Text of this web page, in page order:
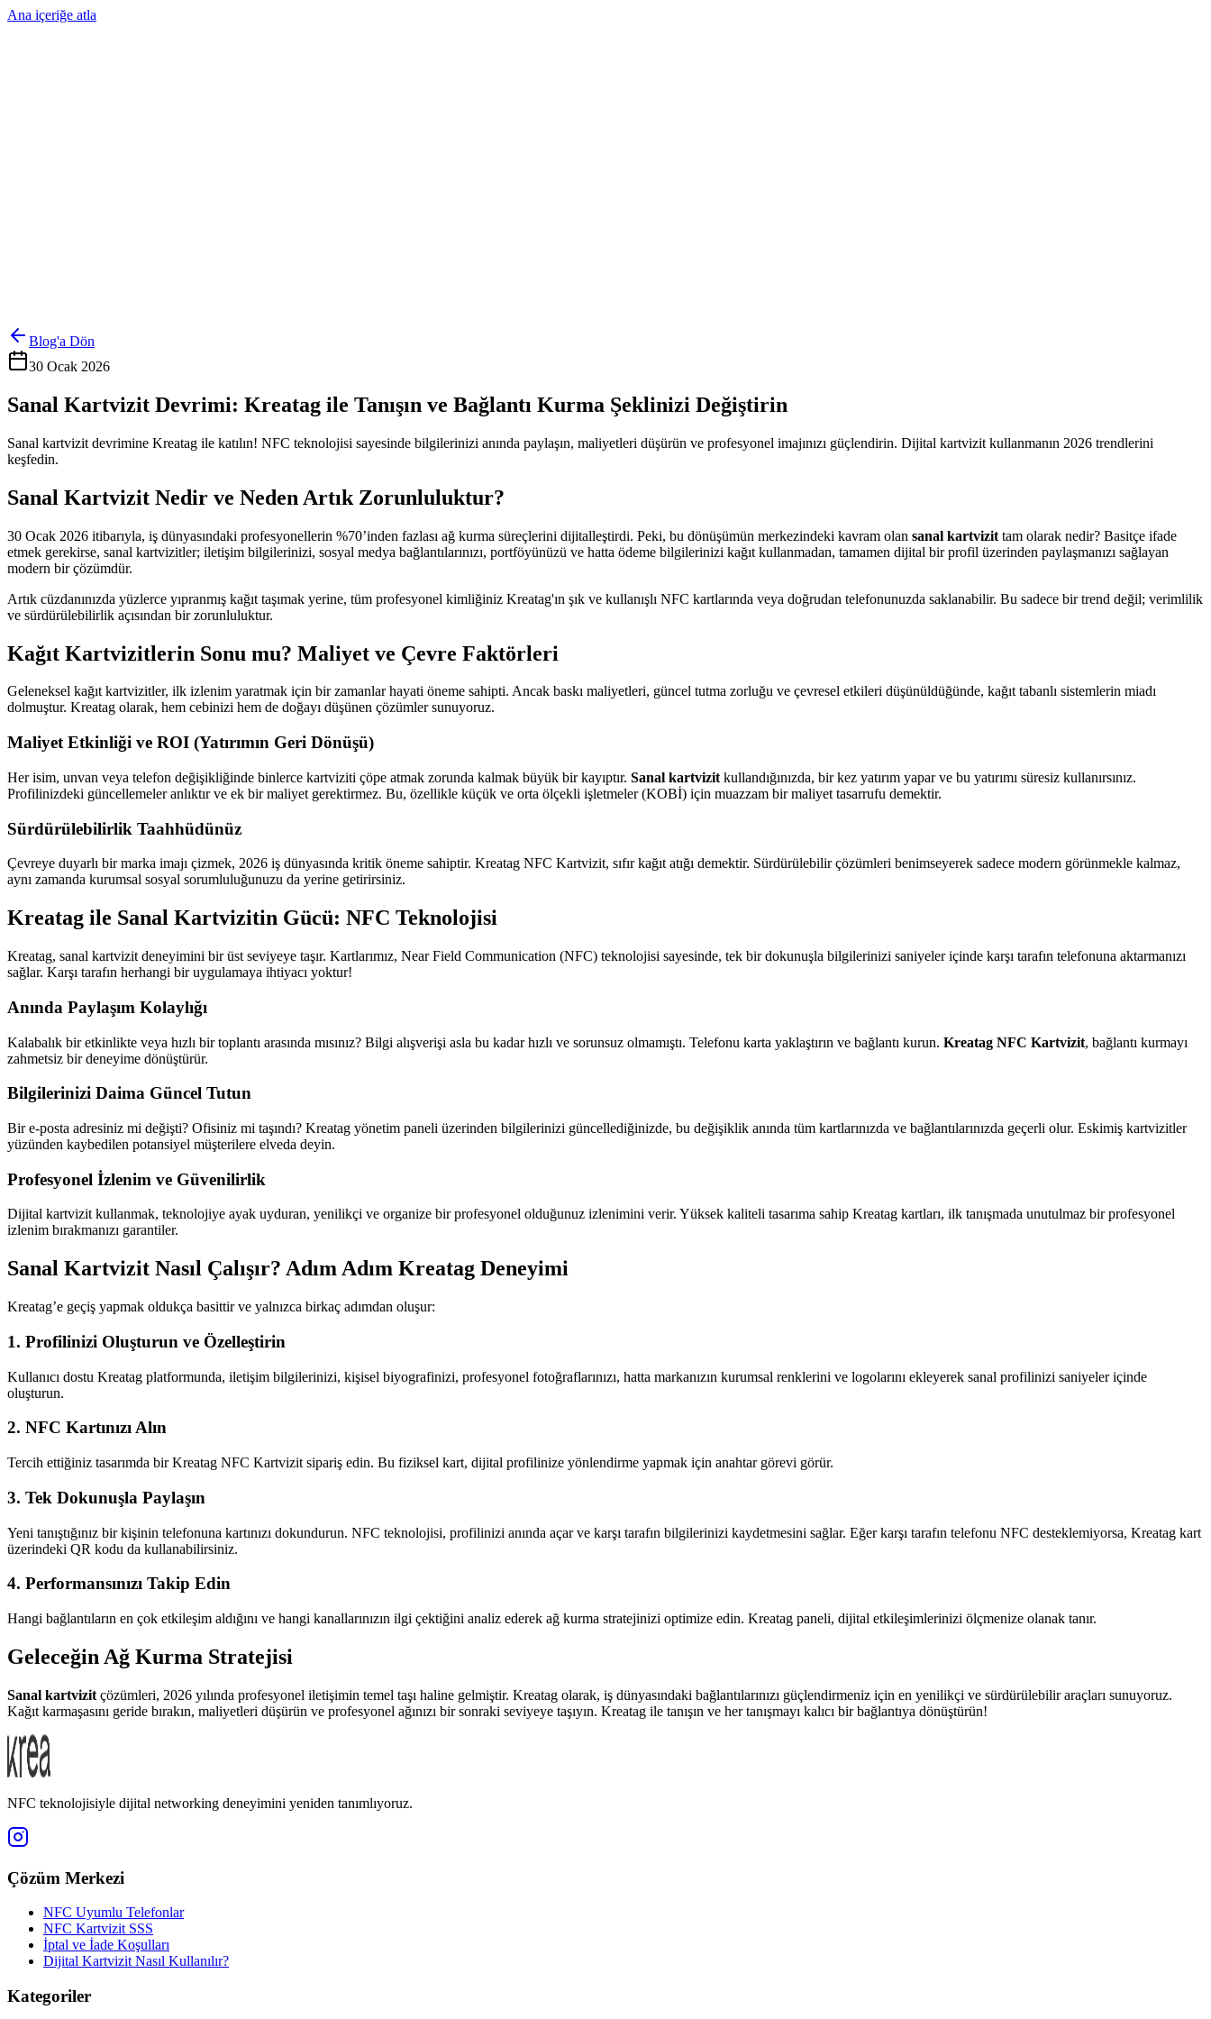
Ana içeriğe atla
Blog'a Dön
30 Ocak 2026
Sanal Kartvizit Devrimi: Kreatag ile Tanışın ve Bağlantı Kurma Şeklinizi Değiştirin
Sanal kartvizit devrimine Kreatag ile katılın! NFC teknolojisi sayesinde bilgilerinizi anında paylaşın, maliyetleri düşürün ve profesyonel imajınızı güçlendirin. Dijital kartvizit kullanmanın 2026 trendlerini
keşfedin.
Sanal Kartvizit Nedir ve Neden Artık Zorunluluktur?
30 Ocak 2026 itibarıyla, iş dünyasındaki profesyonellerin %70’inden fazlası ağ kurma süreçlerini dijitalleştirdi. Peki, bu dönüşümün merkezindeki kavram olan sanal kartvizit tam olarak nedir? Basitçe ifade
etmek gerekirse, sanal kartvizitler; iletişim bilgilerinizi, sosyal medya bağlantılarınızı, portföyünüzü ve hatta ödeme bilgilerinizi kağıt kullanmadan, tamamen dijital bir profil üzerinden paylaşmanızı sağlayan
modern bir çözümdür.
Artık cüzdanınızda yüzlerce yıpranmış kağıt taşımak yerine, tüm profesyonel kimliğiniz Kreatag'ın şık ve kullanışlı NFC kartlarında veya doğrudan telefonunuzda saklanabilir. Bu sadece bir trend değil; verimlilik
ve sürdürülebilirlik açısından bir zorunluluktur.
Kağıt Kartvizitlerin Sonu mu? Maliyet ve Çevre Faktörleri
Geleneksel kağıt kartvizitler, ilk izlenim yaratmak için bir zamanlar hayati öneme sahipti. Ancak baskı maliyetleri, güncel tutma zorluğu ve çevresel etkileri düşünüldüğünde, kağıt tabanlı sistemlerin miadı
dolmuştur. Kreatag olarak, hem cebinizi hem de doğayı düşünen çözümler sunuyoruz.
Maliyet Etkinliği ve ROI (Yatırımın Geri Dönüşü)
Her isim, unvan veya telefon değişikliğinde binlerce kartviziti çöpe atmak zorunda kalmak büyük bir kayıptır. Sanal kartvizit kullandığınızda, bir kez yatırım yapar ve bu yatırımı süresiz kullanırsınız.
Profilinizdeki güncellemeler anlıktır ve ek bir maliyet gerektirmez. Bu, özellikle küçük ve orta ölçekli işletmeler (KOBİ) için muazzam bir maliyet tasarrufu demektir.
Sürdürülebilirlik Taahhüdünüz
Çevreye duyarlı bir marka imajı çizmek, 2026 iş dünyasında kritik öneme sahiptir. Kreatag NFC Kartvizit, sıfır kağıt atığı demektir. Sürdürülebilir çözümleri benimseyerek sadece modern görünmekle kalmaz,
aynı zamanda kurumsal sosyal sorumluluğunuzu da yerine getirirsiniz.
Kreatag ile Sanal Kartvizitin Gücü: NFC Teknolojisi
Kreatag, sanal kartvizit deneyimini bir üst seviyeye taşır. Kartlarımız, Near Field Communication (NFC) teknolojisi sayesinde, tek bir dokunuşla bilgilerinizi saniyeler içinde karşı tarafın telefonuna aktarmanızı
sağlar. Karşı tarafın herhangi bir uygulamaya ihtiyacı yoktur!
Anında Paylaşım Kolaylığı
Kalabalık bir etkinlikte veya hızlı bir toplantı arasında mısınız? Bilgi alışverişi asla bu kadar hızlı ve sorunsuz olmamıştı. Telefonu karta yaklaştırın ve bağlantı kurun. Kreatag NFC Kartvizit, bağlantı kurmayı
zahmetsiz bir deneyime dönüştürür.
Bilgilerinizi Daima Güncel Tutun
Bir e-posta adresiniz mi değişti? Ofisiniz mi taşındı? Kreatag yönetim paneli üzerinden bilgilerinizi güncellediğinizde, bu değişiklik anında tüm kartlarınızda ve bağlantılarınızda geçerli olur. Eskimiş kartvizitler
yüzünden kaybedilen potansiyel müşterilere elveda deyin.
Profesyonel İzlenim ve Güvenilirlik
Dijital kartvizit kullanmak, teknolojiye ayak uyduran, yenilikçi ve organize bir profesyonel olduğunuz izlenimini verir. Yüksek kaliteli tasarıma sahip Kreatag kartları, ilk tanışmada unutulmaz bir profesyonel
izlenim bırakmanızı garantiler.
Sanal Kartvizit Nasıl Çalışır? Adım Adım Kreatag Deneyimi
Kreatag’e geçiş yapmak oldukça basittir ve yalnızca birkaç adımdan oluşur:
1. Profilinizi Oluşturun ve Özelleştirin
Kullanıcı dostu Kreatag platformunda, iletişim bilgilerinizi, kişisel biyografinizi, profesyonel fotoğraflarınızı, hatta markanızın kurumsal renklerini ve logolarını ekleyerek sanal profilinizi saniyeler içinde
oluşturun.
2. NFC Kartınızı Alın
Tercih ettiğiniz tasarımda bir Kreatag NFC Kartvizit sipariş edin. Bu fiziksel kart, dijital profilinize yönlendirme yapmak için anahtar görevi görür.
3. Tek Dokunuşla Paylaşın
Yeni tanıştığınız bir kişinin telefonuna kartınızı dokundurun. NFC teknolojisi, profilinizi anında açar ve karşı tarafın bilgilerinizi kaydetmesini sağlar. Eğer karşı tarafın telefonu NFC desteklemiyorsa, Kreatag kart
üzerindeki QR kodu da kullanabilirsiniz.
4. Performansınızı Takip Edin
Hangi bağlantıların en çok etkileşim aldığını ve hangi kanallarınızın ilgi çektiğini analiz ederek ağ kurma stratejinizi optimize edin. Kreatag paneli, dijital etkileşimlerinizi ölçmenize olanak tanır.
Geleceğin Ağ Kurma Stratejisi
Sanal kartvizit çözümleri, 2026 yılında profesyonel iletişimin temel taşı haline gelmiştir. Kreatag olarak, iş dünyasındaki bağlantılarınızı güçlendirmeniz için en yenilikçi ve sürdürülebilir araçları sunuyoruz.
Kağıt karmaşasını geride bırakın, maliyetleri düşürün ve profesyonel ağınızı bir sonraki seviyeye taşıyın. Kreatag ile tanışın ve her tanışmayı kalıcı bir bağlantıya dönüştürün!
NFC teknolojisiyle dijital networking deneyimini yeniden tanımlıyoruz.
Çözüm Merkezi
NFC Uyumlu Telefonlar
NFC Kartvizit SSS
İptal ve İade Koşulları
Dijital Kartvizit Nasıl Kullanılır?
Kategoriler